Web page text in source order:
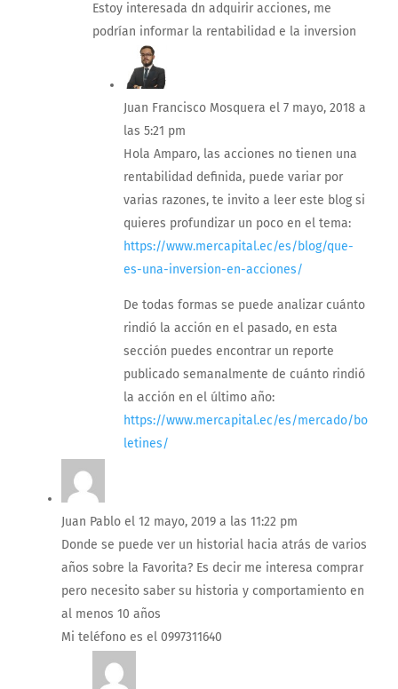
Estoy interesada dn adquirir acciones, me
podrían informar la rentabilidad e la inversion
Juan Francisco Mosquera el 7 mayo, 2018 a
las 5:21 pm
Hola Amparo, las acciones no tienen una
rentabilidad definida, puede variar por
varias razones, te invito a leer este blog si
quieres profundizar un poco en el tema:
https://www.mercapital.ec/es/blog/que-
es-una-inversion-en-acciones/
De todas formas se puede analizar cuánto
rindió la acción en el pasado, en esta
sección puedes encontrar un reporte
publicado semanalmente de cuánto rindió
la acción en el último año:
https://www.mercapital.ec/es/mercado/bo
letines/
Juan Pablo el 12 mayo, 2019 a las 11:22 pm
Donde se puede ver un historial hacia atrás de varios
años sobre la Favorita? Es decir me interesa comprar
pero necesito saber su historia y comportamiento en
al menos 10 años
Mi teléfono es el 0997311640